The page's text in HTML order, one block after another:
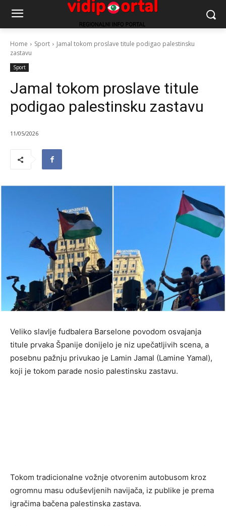
Home Sport
Jamal tokom proslave titule podigao palestinsku
zastavu
Sport
Jamal tokom proslave titule
podigao palestinsku zastavu
11/05/2026
Veliko slavlje fudbalera Barselone povodom osvajanja
titule prvaka Španije donijelo je niz upečatljivih scena, a
posebnu pažnju privukao je Lamin Jamal (Lamine Yamal),
koji je tokom parade nosio palestinsku zastavu.
Tokom tradicionalne vožnje otvorenim autobusom kroz
ogromnu masu oduševljenih navijača, iz publike je prema
igračima bačena palestinska zastava.